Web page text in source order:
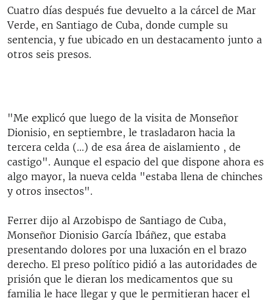
Cuatro días después fue devuelto a la cárcel de Mar
Verde, en Santiago de Cuba, donde cumple su
sentencia, y fue ubicado en un destacamento junto a
otros seis presos.
"Me explicó que luego de la visita de Monseñor
Dionisio, en septiembre, le trasladaron hacia la
tercera celda (...) de esa área de aislamiento , de
castigo". Aunque el espacio del que dispone ahora es
algo mayor, la nueva celda "estaba llena de chinches
y otros insectos".
Ferrer dijo al Arzobispo de Santiago de Cuba,
Monseñor Dionisio García Ibáñez, que estaba
presentando dolores por una luxación en el brazo
derecho. El preso político pidió a las autoridades de
prisión que le dieran los medicamentos que su
familia le hace llegar y que le permitieran hacer el